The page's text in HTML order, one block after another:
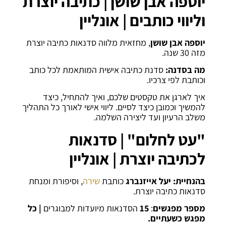
וליווי כותבים | אונליין
יוספה אבן שושן, מחזאית מלווה סדנאות כתיבה יוצרת
מזה 30 שנה.
מה בסדנה:סדנת כתיבה אישית המותאמת לכל כותב
וכותבת לפי צרכיו.
איך לארגן את טקסטים שלכם, ואיך להתחיל, כיצד
להמשיך וכמובן כיצד לסיים. ליווי אישי לאורך כל התהליך
משלב הרעיון ועד ליצירה השלמה.
"עט לחלום" | סדנאות
לכתיבה יוצרת | אונליין
בהנחיית: יעל אייזנברגכותבתשירה, וסיפורת ומנחת
סדנאות כתיבה יוצרת.
מספר מפגשים:
15 הסדנאות מיועדות למבוגרים | כל
מפגש כשעתיים.